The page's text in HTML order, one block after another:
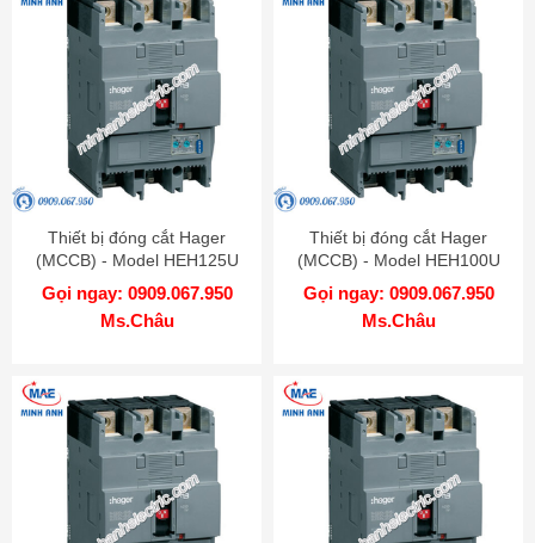
Thiết bị đóng cắt Hager
(MCCB) - Model HEH125U
Gọi ngay: 0909.067.950
Ms.Châu
Thiết bị đóng cắt Hager
(MCCB) - Model HEH100U
Gọi ngay: 0909.067.950
Ms.Châu